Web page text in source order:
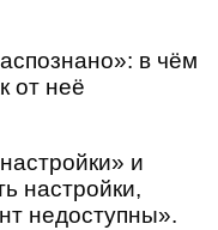
и
настройки,
недоступны».